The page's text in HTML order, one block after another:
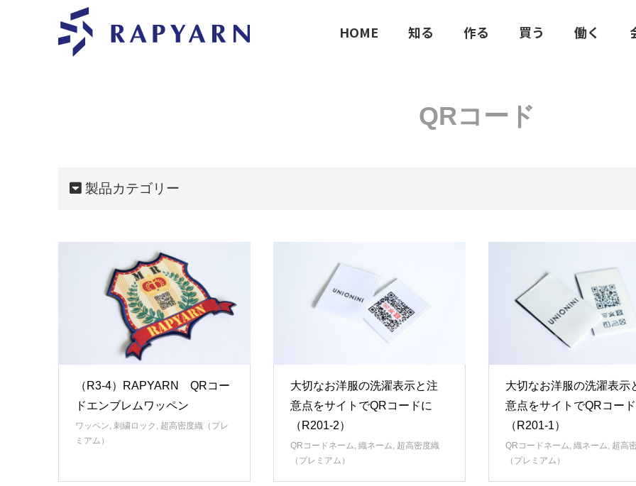
HOME 知る 作る 買う 働く
QRコード
製品カテゴリー
（R3-4）RAPYARN QRコー
ドエンブレムワッペン
ワッペン, 刺繍ロック , 超高密度織（プレ
ミアム）
大切なお洋服の洗濯表示と注
意点をサイトでQRコードに
（R201-2）
QRコードネーム, 織ネーム, 超高密度織
（プレミアム）
大切なお洋服の洗濯表示
意点をサイトでQRコー
（R201-1）
QRコードネーム, 織ネーム, 超高
（プレミアム）